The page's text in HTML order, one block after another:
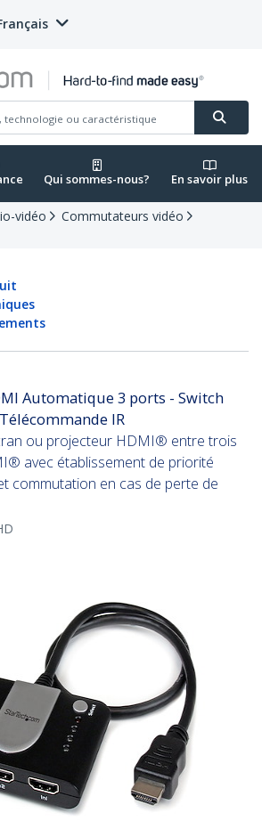
Qui sommes-nous? En savoir plus
vidéo
Commutateurs vidéo
Automatique 3 ports - Switch
IR
ou projecteur HDMI® entre trois
avec établissement de priorité
commutation en cas de perte de